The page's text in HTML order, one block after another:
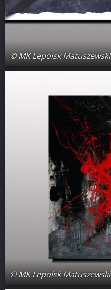
© MK Lepolsk Matuszewski
© MK Lepolsk Matuszewski